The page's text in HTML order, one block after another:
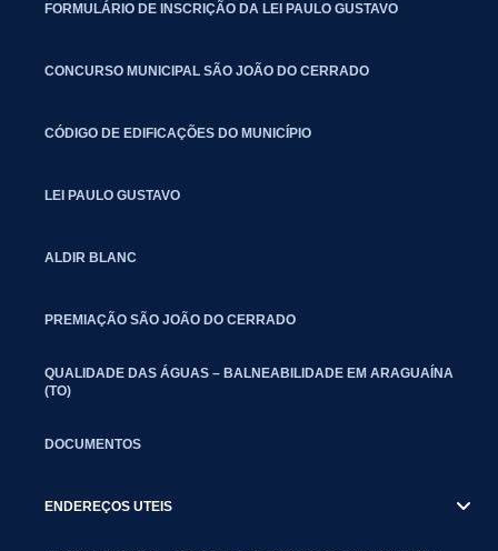
FORMULÁRIO DE INSCRIÇÃO DA LEI PAULO GUSTAVO
CONCURSO MUNICIPAL SÃO JOÃO DO CERRADO
CÓDIGO DE EDIFICAÇÕES DO MUNICÍPIO
LEI PAULO GUSTAVO
ALDIR BLANC
PREMIAÇÃO SÃO JOÃO DO CERRADO
QUALIDADE DAS ÁGUAS – BALNEABILIDADE EM ARAGUAÍNA
(TO)
DOCUMENTOS
ENDEREÇOS UTEIS